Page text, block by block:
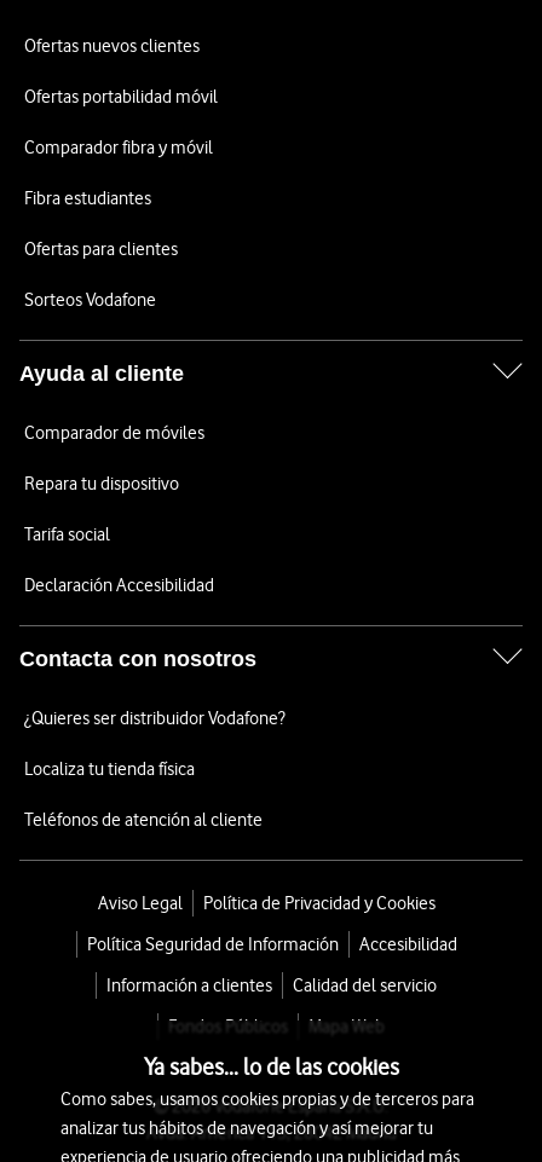
Ofertas nuevos clientes
Ofertas portabilidad móvil
Comparador fibra y móvil
Fibra estudiantes
Ofertas para clientes
Sorteos Vodafone
Ayuda al cliente
Comparador de móviles
Repara tu dispositivo
Tarifa social
Declaración Accesibilidad
Contacta con nosotros
¿Quieres ser distribuidor Vodafone?
Localiza tu tienda física
Teléfonos de atención al cliente
Aviso Legal
Política de Privacidad y Cookies
Política Seguridad de Información
Accesibilidad
Información a clientes
Calidad del servicio
Fondos Públicos
Mapa Web
© 2026 Vodafone España S.A.U.
Avda. América 115, 28042 Madrid
Ya sabes... lo de las cookies
Como sabes, usamos cookies propias y de terceros para
analizar tus hábitos de navegación y así mejorar tu
experiencia de usuario ofreciendo una publicidad más